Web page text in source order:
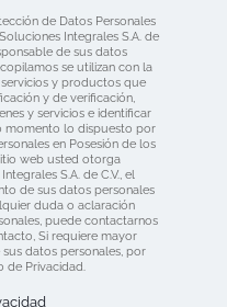
| Consulta nuestras
de Datos Personales
Integrales S.A. de
de sus datos
se utilizan con la
y productos que
y de verificación,
y servicios e identificar
momento lo dispuesto por
en Posesión de los
web usted otorga
S.A. de C.V., el
de sus datos personales
duda o aclaración
puede contactarnos
Si requiere mayor
datos personales, por
de Privacidad.